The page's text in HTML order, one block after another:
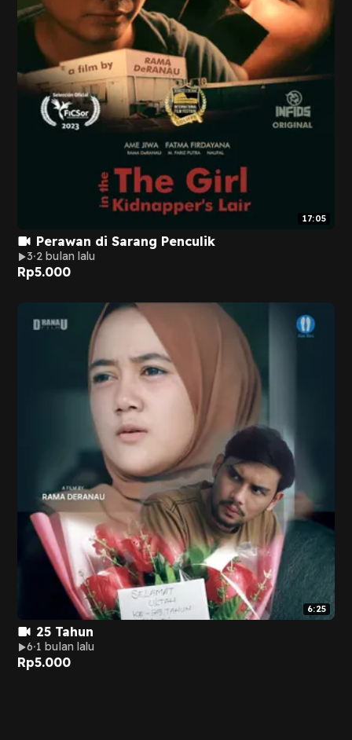
17:05
Perawan di Sarang Penculik
3 2 bulan lalu
Rp5.000
6:25
25 Tahun
6 1 bulan lalu
Rp5.000